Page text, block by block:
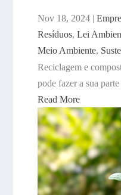
Nov 18, 2024|
Resíduos, Lei
Meio Ambiente,
Reciclagem e
pode fazer a sua
Read More